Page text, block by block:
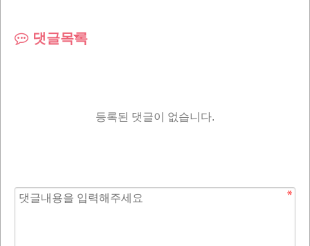
댓글목록
등록된 댓글이 없습니다.